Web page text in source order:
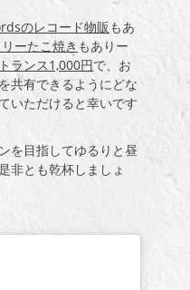
のレコード物販 もあ
ーたこ焼き もありー
ランス1,000円で、お
共有できるようにどな
いただけると幸いです
を目指してゆるりと昼
非とも乾杯しましょ